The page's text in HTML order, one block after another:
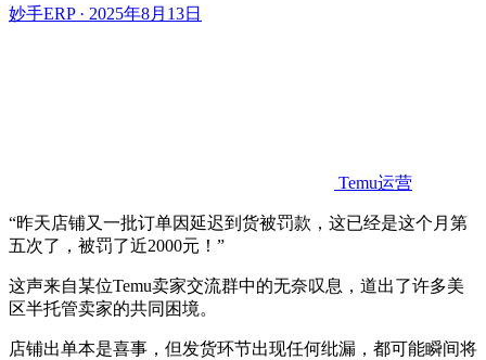
妙手ERP · 2025年8月13日
Temu运营
“昨天店铺又一批订单因延迟到货被罚款，这已经是这个月第
五次了，被罚了近2000元！”
这声来自某位Temu卖家交流群中的无奈叹息，道出了许多美
区半托管卖家的共同困境。
店铺出单本是喜事，但发货环节出现任何纰漏，都可能瞬间将